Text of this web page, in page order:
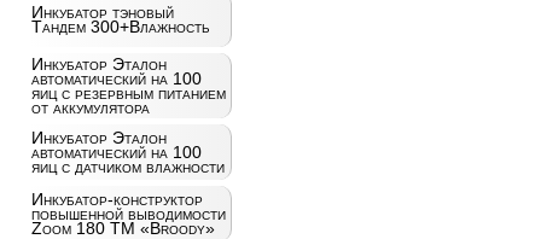
Инкубатор тэновый
Тандем 300+Влажность
Инкубатор Эталон
автоматический на 100
яиц c резервным питанием
от аккумулятора
Инкубатор Эталон
автоматический на 100
яиц с датчиком влажности
Инкубатор-конструктор
повышенной выводимости
Zoom 180 ТМ «Broody»